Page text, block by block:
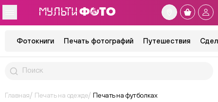
Фотокниги Печать фотографий Путешествия
Главная Печать на одежде Печать на футболках